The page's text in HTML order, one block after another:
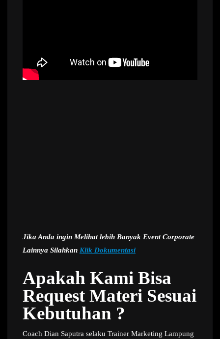
Jika Anda ingin Melihat lebih Banyak Event Corporate
Lainnya Silahkan Klik Dokumentasi
Apakah Kami Bisa
Request Materi Sesuai
Kebutuhan ?
Coach Dian Saputra selaku Trainer Marketing Lampung